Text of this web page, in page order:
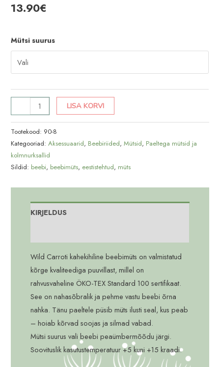
13.90€
Mütsi suurus
fuksiaroosa
beebimüts
kogus
LISA KORVI
Tootekood: 90-8
Kategooriad:Aksessuaarid, Beebiriided,Mütsid, Paeltega mütsid ja
kolmnurksallid
Sildid: beebi, beebimüts, eestistehtud, müts
KIRJELDUS
Wild Carroti kahekihiline beebimüts on valmistatud
kõrge kvaliteediga puuvillast, millel on
rahvusvaheline ÖKO-TEX Standard 100 sertifikaat.
See on nahasõbralik ja pehme vastu beebi õrna
nahka. Tänu paeltele püsib müts ilusti seal, kus peab
– hoiab kõrvad soojas ja silmad vabad.
Mütsi suurus vali beebi peaümbermõõdu järgi.
Soovituslik kasutustemperatuur +5 kuni +15 kraadi.